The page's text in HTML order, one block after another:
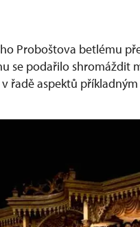
Proboštova betlému
se podařilo shromáždit
řadě aspektů